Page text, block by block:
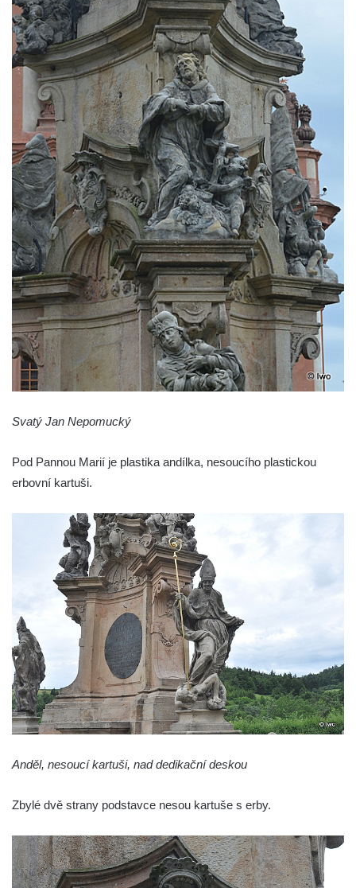
Svatý Jan Nepomucký
Pod Pannou Marií je plastika andílka, nesoucího plastickou
erbovní kartuši.
Anděl, nesoucí kartuši, nad dedikační deskou
Zbylé dvě strany podstavce nesou kartuše s erby.